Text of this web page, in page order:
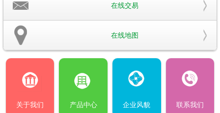
在线交易
在线地图
关于我们 产品中心 企业风貌 联系我们